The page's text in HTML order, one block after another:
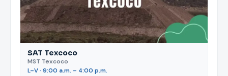
SAT Texcoco
MST Texcoco
L–V · 9:00 a.m. – 4:00 p.m.